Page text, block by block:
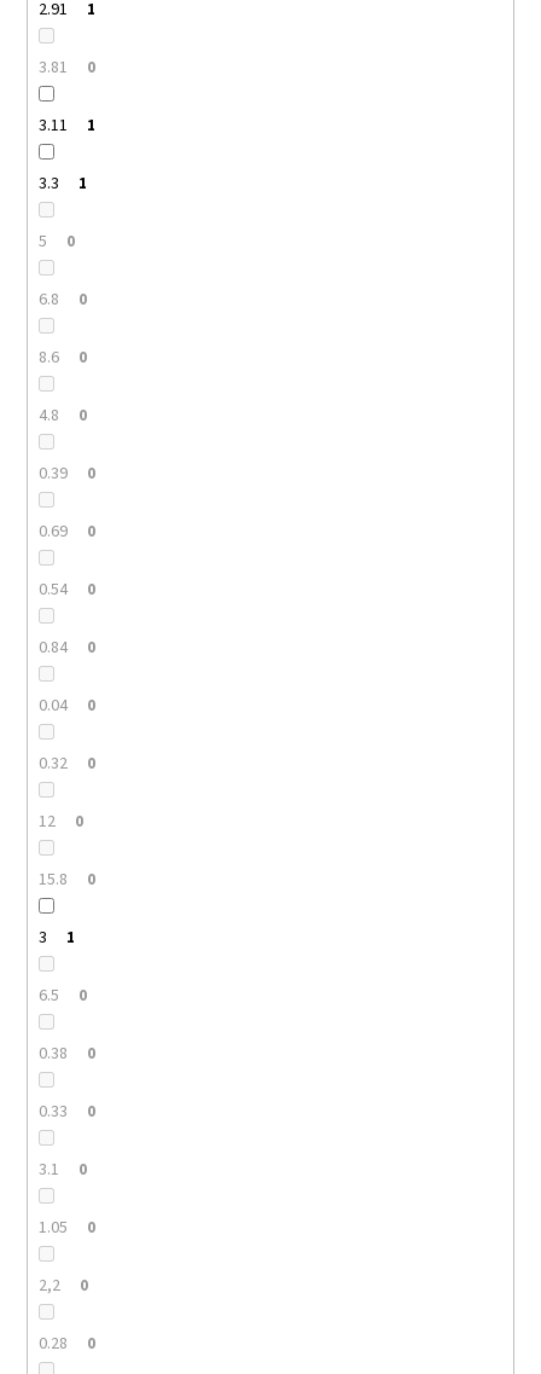
2.91 1
3.81 0
3.11 1
3.3 1
5 0
6.8 0
8.6 0
4.8 0
0.39 0
0.69 0
0.54 0
0.84 0
0.04 0
0.32 0
12 0
15.8 0
3 1
6.5 0
0.38 0
0.33 0
3.1 0
1.05 0
2,2 0
0.28 0